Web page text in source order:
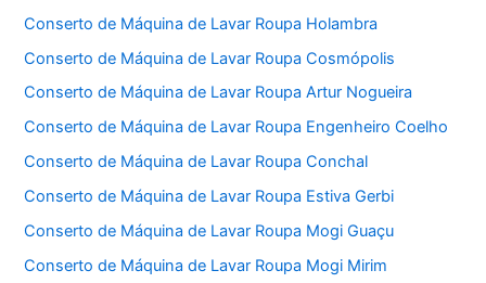
Conserto de Máquina de Lavar Roupa Holambra
Conserto de Máquina de Lavar Roupa Cosmópolis
Conserto de Máquina de Lavar Roupa Artur Nogueira
Conserto de Máquina de Lavar Roupa Engenheiro Coelho
Conserto de Máquina de Lavar Roupa Conchal
Conserto de Máquina de Lavar Roupa Estiva Gerbi
Conserto de Máquina de Lavar Roupa Mogi Guaçu
Conserto de Máquina de Lavar Roupa Mogi Mirim